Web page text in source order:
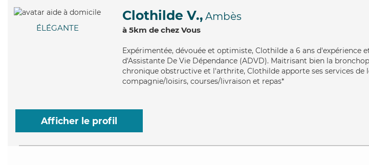
ÉLÉGANTE
Clothilde V., Ambès
à 5km de chez Vous
Expérimentée, dévouée et optimiste, Clothilde a 6 ans d'expérience
d'Assistante De Vie Dépendance (ADVD). Maitrisant bien la
chronique obstructive et l'arthrite, Clothilde apporte ses services de
compagnie/loisirs, courses/livraison et repas*
Afficher le profil